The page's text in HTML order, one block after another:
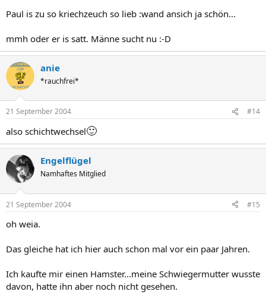
Paul is zu so kriechzeuch so lieb :wand ansich ja schön...
mmh oder er is satt. Männe sucht nu :-D
anie
*rauchfrei*
21 September 2004 #14
also schichtwechsel🙂
Engelflügel
Namhaftes Mitglied
21 September 2004 #15
oh weia.
Das gleiche hat ich hier auch schon mal vor ein paar Jahren.
Ich kaufte mir einen Hamster...meine Schwiegermutter wusste
davon, hatte ihn aber noch nicht gesehen.